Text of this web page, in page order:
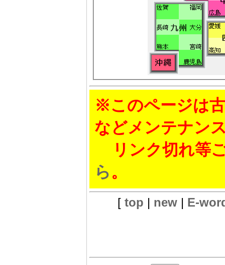
※このページは
などメンテナン
リンク切れ等
ら。
[ top | new| E-